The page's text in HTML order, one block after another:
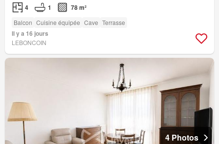
4 1 78 m²
Balcon Cuisine équipée Cave Terrasse
Il y a 16 jours
LEBONCOIN
4 Photos